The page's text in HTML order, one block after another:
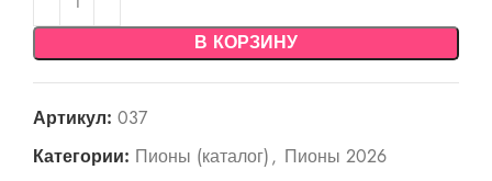
В КОРЗИНУ
Артикул: 037
Категории: Пионы (каталог), Пионы 2026